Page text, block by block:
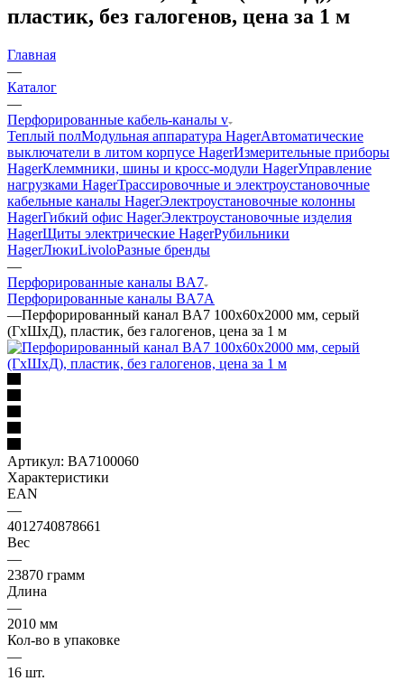
пластик, без галогенов, цена за 1 м
Главная
—
Каталог
—
Перфорированные кабель-каналы v
Теплый полМодульная аппаратура HagerАвтоматические
выключатели в литом корпусе HagerИзмерительные приборы
HagerКлеммники, шины и кросс-модули HagerУправление
нагрузками HagerТрассировочные и электроустановочные
кабельные каналы HagerЭлектроустановочные колонны
HagerГибкий офис HagerЭлектроустановочные изделия
HagerЩиты электрические HagerРубильники
HagerЛюкиLivoloРазные бренды
—
Перфорированные каналы BA7
Перфорированные каналы BA7A
—Перфорированный канал BA7 100x60х2000 мм, серый
(ГхШхД), пластик, без галогенов, цена за 1 м
Артикул: BA7100060
Характеристики
EAN
—
4012740878661
Вес
—
23870 грамм
Длина
—
2010 мм
Кол-во в упаковке
—
16 шт.